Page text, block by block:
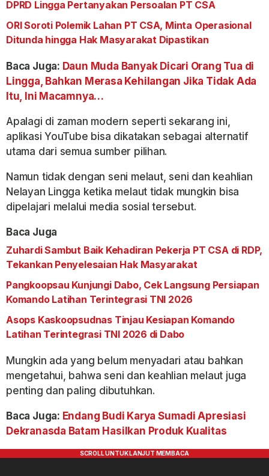
DPRD Lingga Pertanyakan Persoalan PT CSA
ORI Soroti Polemik Lahan PT CSA, Minta Operasional
Ditunda hingga Hak Masyarakat Dipastikan
Baca Juga: Daun Muda Banyak Dicari Orang Tua di
Lingga, Bahkan Merasa Kehilangan Jika Tidak Ada
Itu, Ini Macamnya…
Apalagi di zaman modern seperti sekarang ini,
aplikasi YouTube bisa dikatakan sebagai alternatif
utama dari semua sumber pilihan.
Namun tidak dengan seni melaut, seni dan keahlian
Nelayan Lingga ketika melaut tidak mungkin bisa
dipelajari melalui media sosial tersebut.
Baca Juga
Zuhardi Sambut Baik Kehadiran Pekerja PT CSA di RDP,
Tekankan Penyelesaian Hak Masyarakat
Pangkoopsau Kunjungi Dabo, Cek Langsung Persiapan
Komando Latihan Terintegrasi TNI 2026
Asops Kaskoopsudnas Tinjau Kesiapan Komando
Latihan Terintegrasi TNI 2026 di Dabo
Mungkin ada yang belum menyadari atau bahkan
mengetahui, bahwa seni dan keahlian melaut juga
penting dan paling dibutuhkan.
Baca Juga: Endang Budi Karya Sumadi Apresiasi
Dekranasda Batam Hasilkan Produk Kualitas